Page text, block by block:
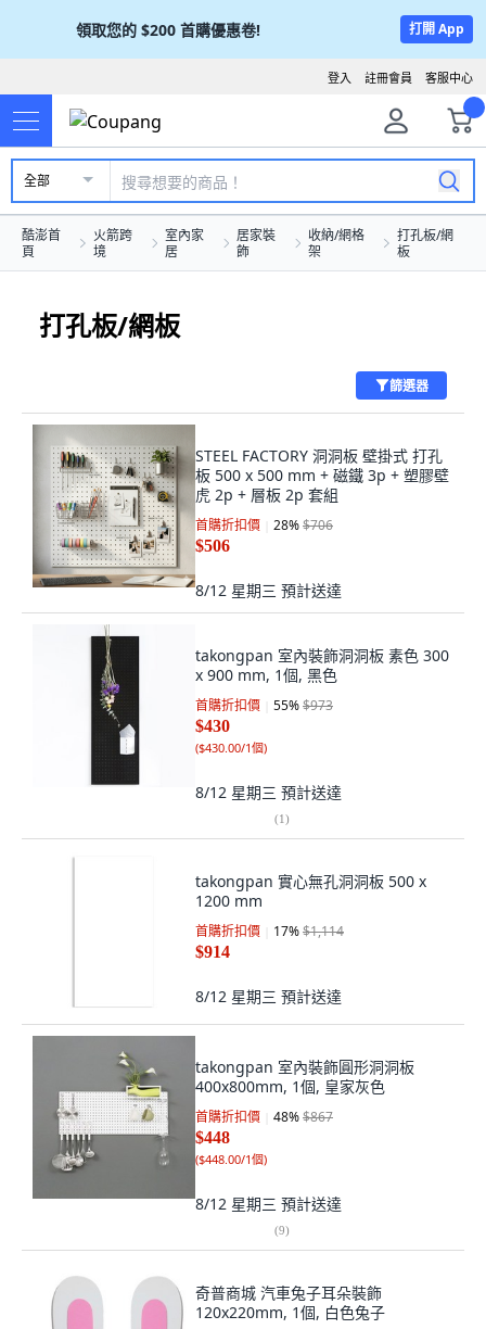
領取您的 $200 首購優惠卷! 打開 App
客服中心
註冊會員
登入
全部
酷澎首
頁
火箭跨
境
室內家
居
居家裝
飾
收納/網格
架
打孔板/網
板
打孔板/網板
篩選器
STEEL FACTORY 洞洞板 壁掛式 打孔
板 500 x 500 mm + 磁鐵 3p + 塑膠壁
虎 2p + 層板 2p 套組
首購折扣價 28%$706
$506
8/12 星期三 預計送達
takongpan 室內裝飾洞洞板 素色 300
x 900 mm, 1個, 黑色
首購折扣價 55%$973
$430
($430.00/1個)
8/12 星期三 預計送達
(1)
takongpan 實心無孔洞洞板 500 x
1200 mm
首購折扣價 17%$1,114
$914
8/12 星期三 預計送達
takongpan 室內裝飾圓形洞洞板
400x800mm, 1個, 皇家灰色
首購折扣價 48%$867
$448
($448.00/1個)
8/12 星期三 預計送達
(9)
奇普商城 汽車兔子耳朵裝飾
120x220mm, 1個, 白色兔子